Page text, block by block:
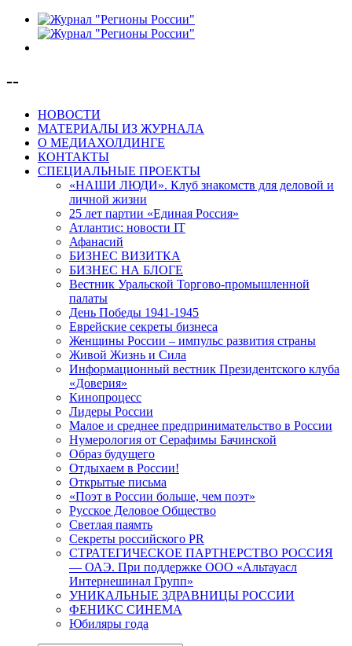
--
НОВОСТИ
МАТЕРИАЛЫ ИЗ ЖУРНАЛА
О МЕДИАХОЛДИНГЕ
КОНТАКТЫ
СПЕЦИАЛЬНЫЕ ПРОЕКТЫ
«НАШИ ЛЮДИ». Клуб знакомств для деловой и
личной жизни
25 лет партии «Единая Россия»
Атлантис: новости IT
Афанасий
БИЗНЕС ВИЗИТКА
БИЗНЕС НА БЛОГЕ
Вестник Уральской Торгово-промышленной
палаты
День Победы 1941-1945
Еврейские секреты бизнеса
Женщины России – импульс развития страны
Живой Жизнь и Сила
Информационный вестник Президентского клуба
«Доверия»
Кинопроцесс
Лидеры России
Малое и среднее предпринимательство в России
Нумерология от Серафимы Бачинской
Образ будущего
Отдыхаем в России!
Открытые письма
«Поэт в России больше, чем поэт»
Русское Деловое Общество
Светлая паямть
Секреты российского PR
СТРАТЕГИЧЕСКОЕ ПАРТНЕРСТВО РОССИЯ
— ОАЭ. При поддержке ООО «Альтауасл
Интернешинал Групп»
УНИКАЛЬНЫЕ ЗДРАВНИЦЫ РОССИИ
ФЕНИКС СИНЕМА
Юбиляры года